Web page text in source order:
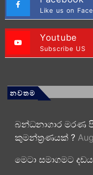
Like us on
Youtube
Subscribe US
නවතම
බන්ධනාගාර මරණ
කුමන්ත්‍රණයක් ?
මෙටා සමාගමට